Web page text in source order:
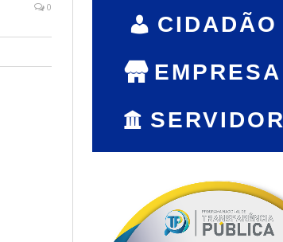
0
CIDADÃO
EMPRESA
SERVIDOR